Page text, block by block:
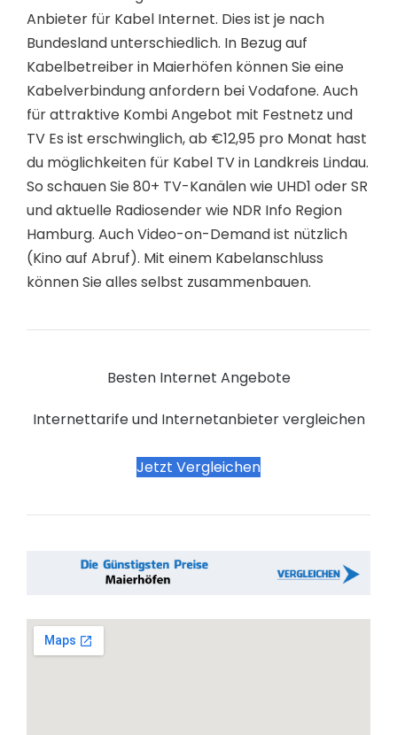
Anbieter für Kabel Internet. Dies ist je nach
Bundesland unterschiedlich. In Bezug auf
Kabelbetreiber in Maierhöfen können Sie eine
Kabelverbindung anfordern bei Vodafone. Auch
für attraktive Kombi Angebot mit Festnetz und
TV Es ist erschwinglich, ab €12,95 pro Monat hast
du möglichkeiten für Kabel TV in Landkreis Lindau.
So schauen Sie 80+ TV-Kanälen wie UHD1 oder SR
und aktuelle Radiosender wie NDR Info Region
Hamburg. Auch Video-on-Demand ist nützlich
(Kino auf Abruf). Mit einem Kabelanschluss
können Sie alles selbst zusammenbauen.
Besten Internet Angebote
Internettarife und Internetanbieter vergleichen
Jetzt Vergleichen